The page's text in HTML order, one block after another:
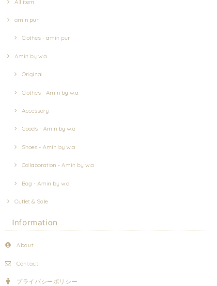
All item
amin pur
Clothes - amin pur
Amin by w.a
Original
Clothes - Amin by w.a
Accessory
Goods - Amin by w.a
Shoes - Amin by w.a
Collaboration - Amin by w.a
Bag - Amin by w.a
Outlet & Sale
Information
About
Contact
プライバシーポリシー